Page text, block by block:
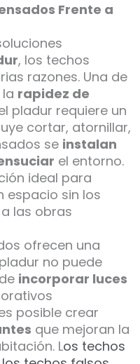
Frente a
, los techos
razones. Una de
rapidez de
pladur requiere un
cortar, atornillar,
se instalan
el entorno.
ideal para
espacio sin los
las obras
ofrecen una
no puede
incorporar luces
posible crear
que mejoran la
Los techos